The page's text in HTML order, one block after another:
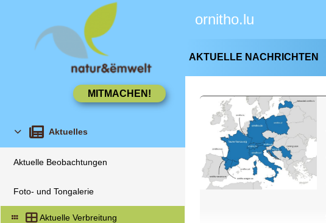
ornitho.lu
Aktuelles
Aktuelle Beobachtungen
Foto- und Tongalerie
Aktuelle Verbreitung
AKTUELLE NACHRICHTEN